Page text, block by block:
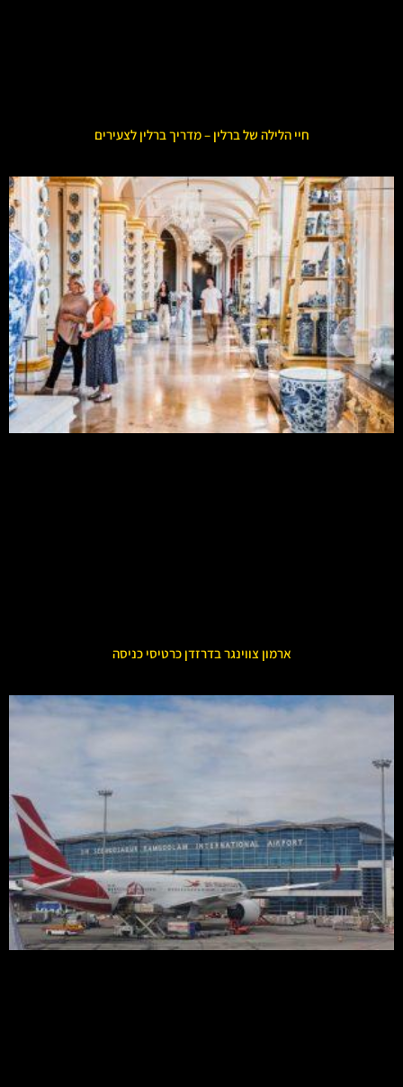
חיי הלילה של ברלין – מדריך ברלין לצעירים
ארמון צווינגר בדרזדן כרטיסי כניסה